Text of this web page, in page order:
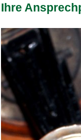
Ihre